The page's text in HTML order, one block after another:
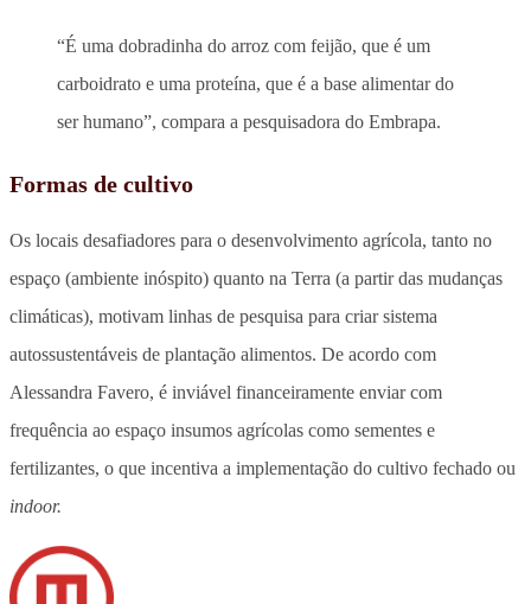
“É uma dobradinha do arroz com feijão, que é um
carboidrato e uma proteína, que é a base alimentar do
ser humano”, compara a pesquisadora do Embrapa.
Formas de cultivo
Os locais desafiadores para o desenvolvimento agrícola, tanto no
espaço (ambiente inóspito) quanto na Terra (a partir das mudanças
climáticas), motivam linhas de pesquisa para criar sistema
autossustentáveis de plantação alimentos. De acordo com
Alessandra Favero, é inviável financeiramente enviar com
frequência ao espaço insumos agrícolas como sementes e
fertilizantes, o que incentiva a implementação do cultivo fechado ou
indoor.